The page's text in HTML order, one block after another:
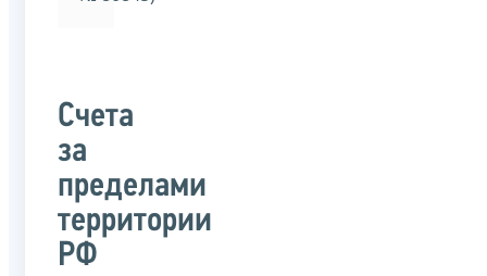
Счета
за
пределами
территории
РФ